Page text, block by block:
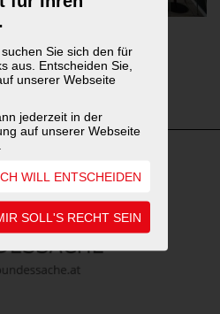
Sie sich den für
aus. Entscheiden Sie,
unserer Webseite
jederzeit in der
auf unserer Webseite
WILL ENTSCHEIDEN
SOLL'S RECHT SEIN
2
LINKS